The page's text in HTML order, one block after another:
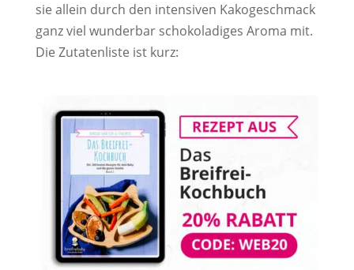
sie allein durch den intensiven Kakogeschmack
ganz viel wunderbar schokoladiges Aroma mit.
Die Zutatenliste ist kurz: